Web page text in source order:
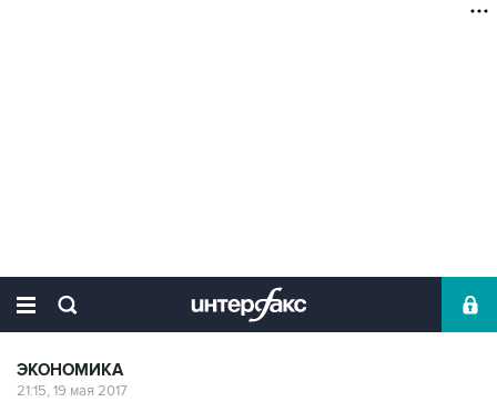
ЭКОНОМИКА
21:15, 19 мая 2017